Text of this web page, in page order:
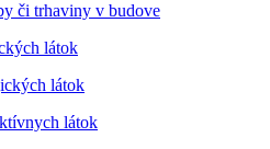
či trhaviny v budove
látok
látok
látok